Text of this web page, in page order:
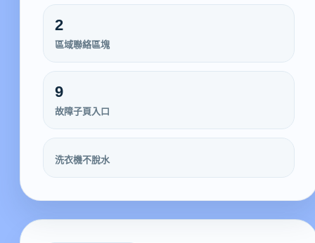
2
區域聯絡區塊
9
故障子頁入口
洗衣機不脫水